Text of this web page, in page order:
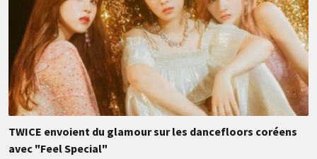
TWICE envoient du glamour sur les dancefloors coréens
avec "Feel Special"